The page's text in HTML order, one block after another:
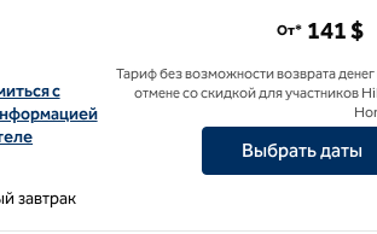
South Area
информацию об отеле Homewood Suites by
с
От* 141 $
Тариф без возможности возврата
отмене со скидкой для участников
Выбрать даты
завтрак